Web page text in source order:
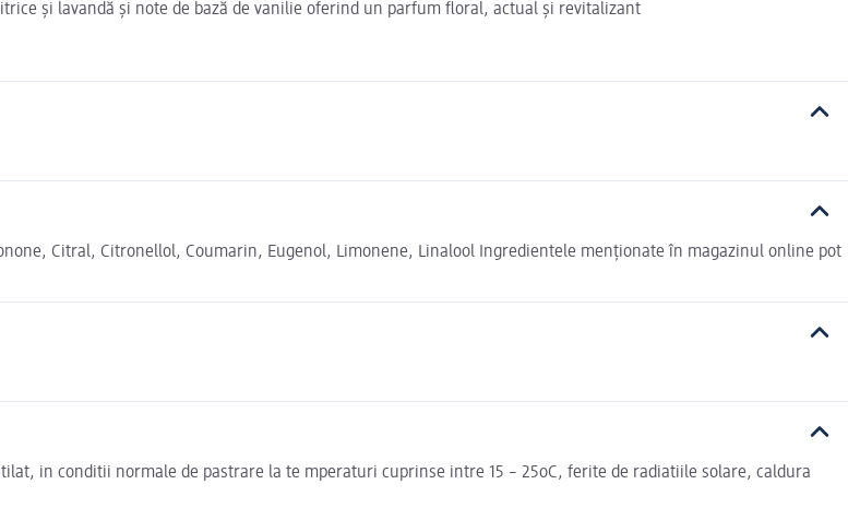
și lavandă și note de bază de vanilie oferind un parfum floral, actual și revitalizant
Citral, Citronellol, Coumarin, Eugenol, Limonene, Linalool Ingredientele menționate în magazinul online pot
in conditii normale de pastrare la te mperaturi cuprinse intre 15 – 25oC, ferite de radiatiile solare, caldura